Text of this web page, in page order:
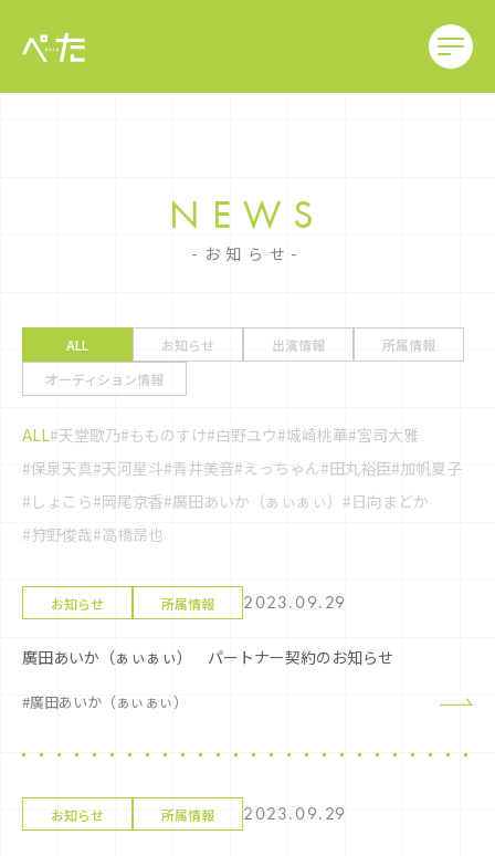
NEWS
お知らせ
ALL お知らせ 出演情報
所属情報
オーディション情報
ALL#天堂歌乃#もものすけ#白野ユウ#城崎桃華#宮司大雅
#保泉天真#天河星斗#青井美音#えっちゃん#田丸裕臣#加帆夏子
#しょこら#岡尾京香#廣田あいか（ぁぃぁぃ） #日向まどか
#狩野俊哉#高橋昂也
お知らせ 所属情報 2023.09.29
廣田あいか（ぁぃぁぃ） パートナー契約のお知らせ
#廣田あいか（ぁぃぁぃ）
お知らせ 所属情報 2023.09.29